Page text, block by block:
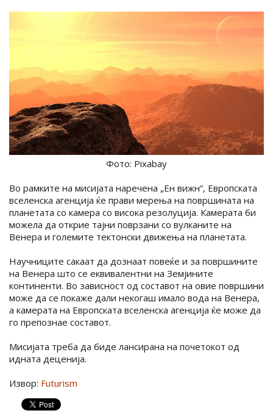
Фото: Pixabay
Во рамките на мисијата наречена „Ен вижн“, Европската
вселенска агенција ќе прави мерења на површината на
планетата со камера со висока резолуција. Камерата би
можела да открие тајни поврзани со вулканите на
Венера и големите тектонски движења на планетата.
Научниците сакаат да дознаат повеќе и за површините
на Венера што се еквивалентни на Земјините
континенти. Во зависност од составот на овие површини
може да се покаже дали некогаш имало вода на Венера,
а камерата на Европската вселенска агенција ќе може да
го препознае составот.
Мисијата треба да биде лансирана на почетокот од
идната деценија.
Извор: Futurism